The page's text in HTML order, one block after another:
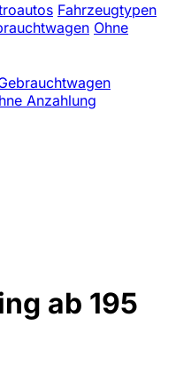
Fahrzeugtypen
Ohne
Anzahlung
ab 195